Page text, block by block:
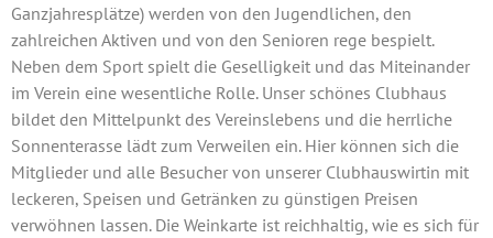
Ganzjahresplätze) werden von den Jugendlichen, den
zahlreichen Aktiven und von den Senioren rege bespielt.
Neben dem Sport spielt die Geselligkeit und das Miteinander
im Verein eine wesentliche Rolle. Unser schönes Clubhaus
bildet den Mittelpunkt des Vereinslebens und die herrliche
Sonnenterasse lädt zum Verweilen ein. Hier können sich die
Mitglieder und alle Besucher von unserer Clubhauswirtin mit
leckeren, Speisen und Getränken zu günstigen Preisen
verwöhnen lassen. Die Weinkarte ist reichhaltig, wie es sich für